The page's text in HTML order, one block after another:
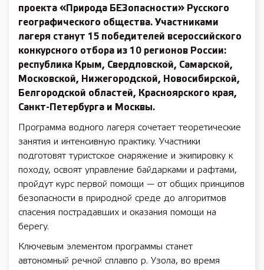
проекта «Природа БЕЗопасности» Русского
географического общества. Участниками
лагеря станут 15 победителей всероссийского
конкурсного отбора из 10 регионов России:
республика Крым, Свердловской, Самарской,
Московской, Нижегородской, Новосибирской,
Белгородской областей, Красноярского края,
Санкт-Петербурга и Москвы.
Программа водного лагеря сочетает теоретические
занятия и интенсивную практику. Участники
подготовят туристское снаряжение и экипировку к
походу, освоят управление байдарками и рафтами,
пройдут курс первой помощи — от общих принципов
безопасности в природной среде до алгоритмов
спасения пострадавших и оказания помощи на
берегу.
Ключевым элементом программы станет
автономный речной сплавпо р. Узола, во время